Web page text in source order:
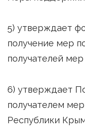
5) утверждает
получение мер
получателей
6) утверждает
получателем
Республики